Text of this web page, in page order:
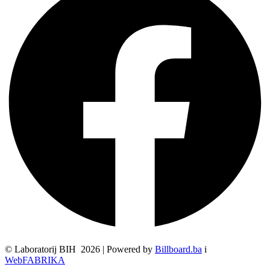
© Laboratorij BIH 2026 | Powered by Billboard.ba i
WebFABRIKA